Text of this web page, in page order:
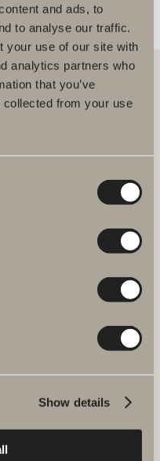
and ads, to
to analyse our traffic.
your use of our site with
analytics partners who
that you’ve
collected from your use
Show details
Från badrumsmöbler,
handdukstorkar och WC.